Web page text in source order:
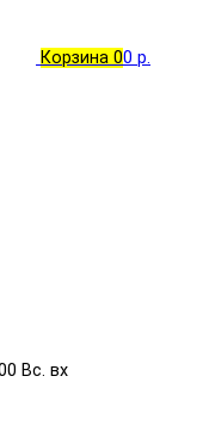
Корзина 00 р.
Вс. вх